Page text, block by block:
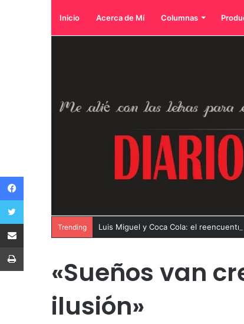
Inicio Acerca de Mí Columnas
Trending Luis Miguel y Coca Cola: el
«Sueños van
ilusión»
Facebook
Twitter
Compartir por correo electrónico